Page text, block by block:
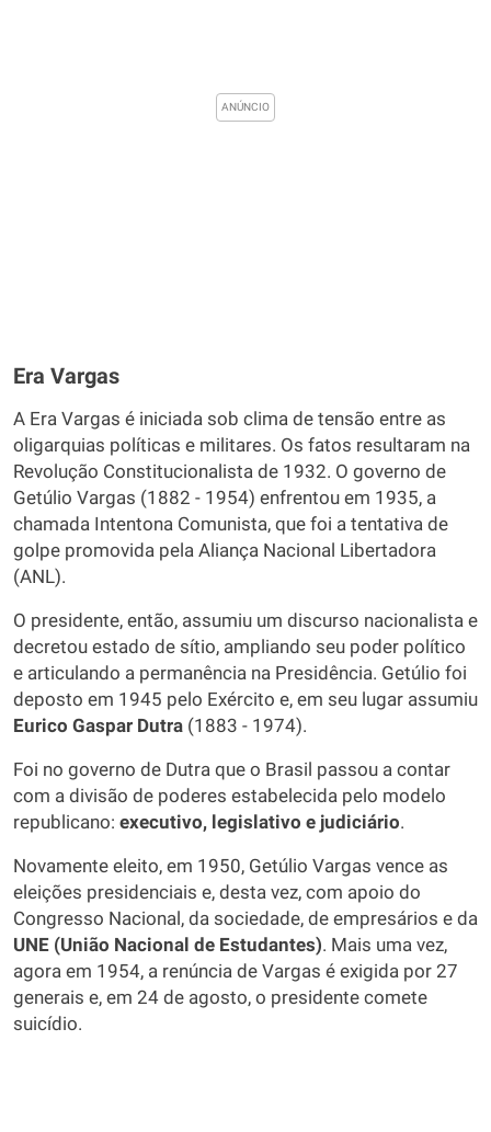
Era Vargas
A Era Vargas é iniciada sob clima de tensão entre as
oligarquias políticas e militares. Os fatos resultaram na
Revolução Constitucionalista de 1932. O governo de
Getúlio Vargas (1882 - 1954) enfrentou em 1935, a
chamada Intentona Comunista, que foi a tentativa de
golpe promovida pela Aliança Nacional Libertadora
(ANL).
O presidente, então, assumiu um discurso nacionalista e
decretou estado de sítio, ampliando seu poder político
e articulando a permanência na Presidência. Getúlio foi
deposto em 1945 pelo Exército e, em seu lugar assumiu
Eurico Gaspar Dutra (1883 - 1974).
Foi no governo de Dutra que o Brasil passou a contar
com a divisão de poderes estabelecida pelo modelo
republicano: executivo, legislativo e judiciário.
Novamente eleito, em 1950, Getúlio Vargas vence as
eleições presidenciais e, desta vez, com apoio do
Congresso Nacional, da sociedade, de empresários e da
UNE (União Nacional de Estudantes). Mais uma vez,
agora em 1954, a renúncia de Vargas é exigida por 27
generais e, em 24 de agosto, o presidente comete
suicídio.